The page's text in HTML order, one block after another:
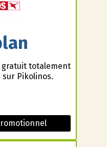
gratuit totalement
Pikolinos.